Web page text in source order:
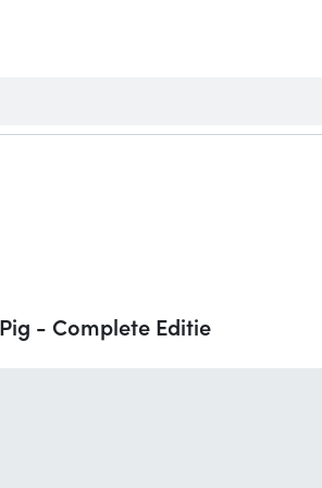
- Complete Editie